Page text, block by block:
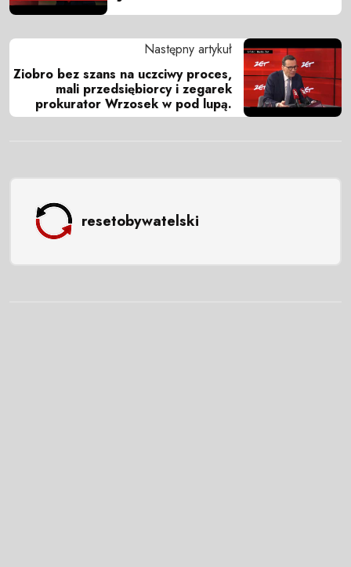
Następny artykuł
Ziobro bez szans na uczciwy proces,
mali przedsiębiorcy i zegarek
prokurator Wrzosek w pod lupą.
resetobywatelski